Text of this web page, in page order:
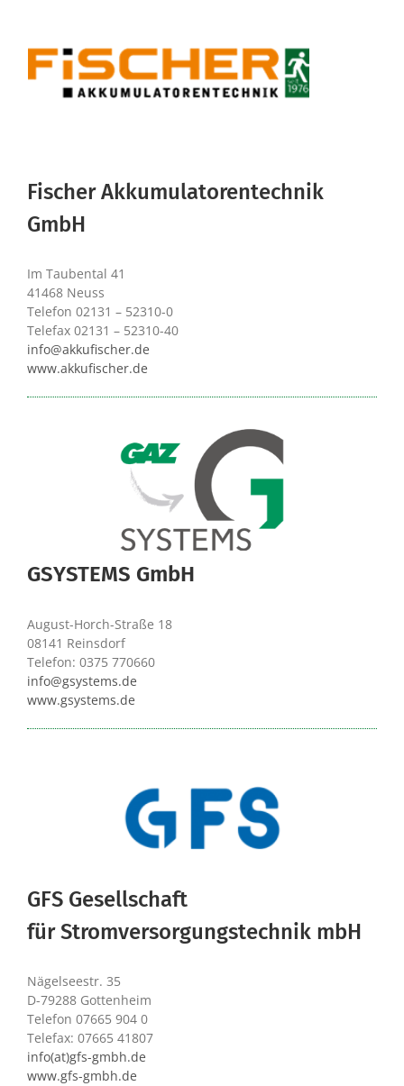
Fischer Akkumulatorentechnik
GmbH
Im Taubental 41
41468 Neuss
Telefon 02131 – 52310-0
Telefax 02131 – 52310-40
info@akkufischer.de
www.akkufischer.de
GSYSTEMS GmbH
August-Horch-Straße 18
08141 Reinsdorf
Telefon: 0375 770660
info@gsystems.de
www.gsystems.de
GFS Gesellschaft
für Stromversorgungstechnik mbH
Nägelseestr. 35
D-79288 Gottenheim
Telefon 07665 904 0
Telefax: 07665 41807
info(at)gfs-gmbh.de
www.gfs-gmbh.de